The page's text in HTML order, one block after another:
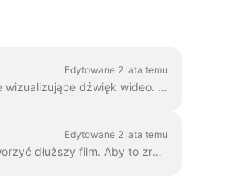
Edytowane 2 lata temu
Kształty fal, znane również jako audiogramy lub wizualne fale dźwiękowe, to animacje wizualizujące dźwięk wideo. Wygeneruj kształt fali dla swojego podcastu...
Edytowane 2 lata temu
W Wave.video można łatwo łączyć dwa lub więcej klipów wideo lub obrazów, aby utworzyć dłuższy film. Aby to zrobić, przejdź na stronę https://wave.video/pl/ i kliknij ...